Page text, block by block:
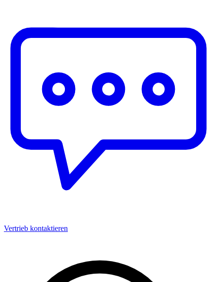
Vertrieb kontaktieren